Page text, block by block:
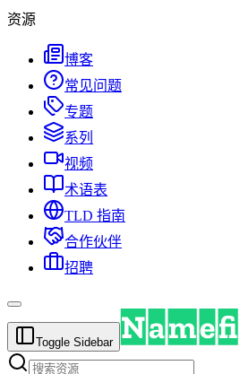
资源
博客
常见问题
专题
系列
视频
术语表
TLD 指南
合作伙伴
招聘
Toggle Sidebar